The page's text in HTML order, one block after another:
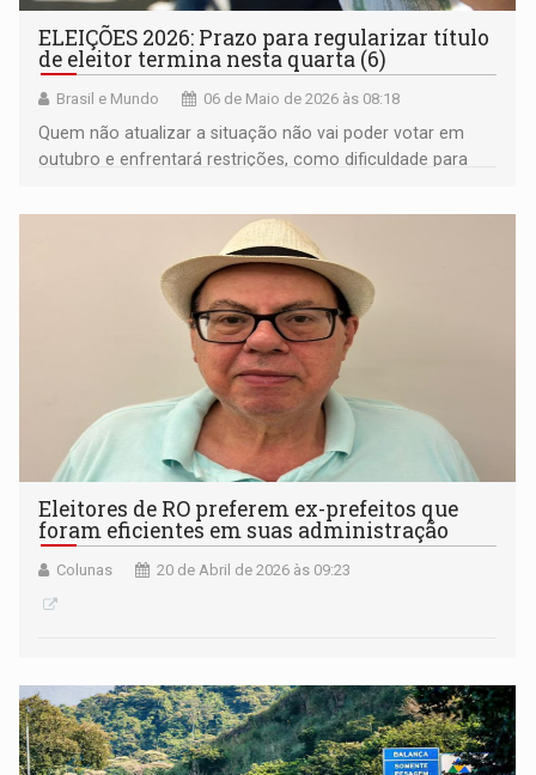
ELEIÇÕES 2026: Prazo para regularizar título
de eleitor termina nesta quarta (6)
Brasil e Mundo 06 de Maio de 2026 às 08:18
Quem não atualizar a situação não vai poder votar em
outubro e enfrentará restrições, como dificuldade para
Eleitores de RO preferem ex-prefeitos que
foram eficientes em suas administração
Colunas 20 de Abril de 2026 às 09:23